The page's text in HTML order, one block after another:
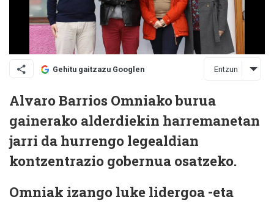
Gehitu gaitzazu Googlen Entzun
Alvaro Barrios Omniako burua
gainerako alderdiekin harremanetan
jarri da hurrengo legealdian
kontzentrazio gobernua osatzeko.
Omniak izango luke lidergoa -eta